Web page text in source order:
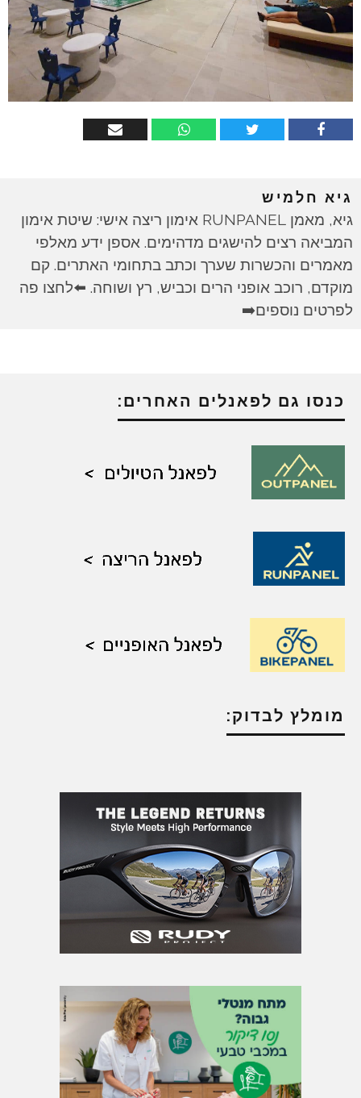
גיא חלמיש
גיא, מאמן RUNPANEL אימון ריצה אישי: שיטת אימון
המביאה רצים להישגים מדהימים. אספן ידע מאלפי
מאמרים והכשרות שערך וכתב בתחומי האתרים. קם
מוקדם, רוכב אופני הרים וכביש, רץ ושוחה. ⬅️לחצו פה
לפרטים נוספים➡️
כנסו גם לפאנלים האחרים:
מומלץ לבדוק: